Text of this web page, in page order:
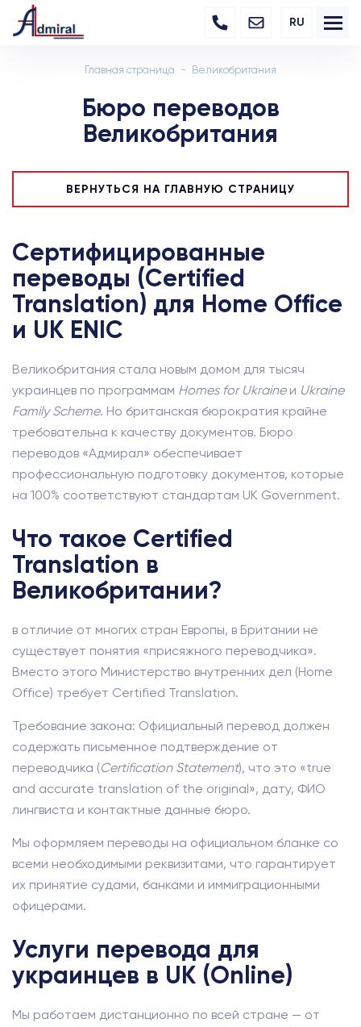
RU
Главная страница Великобритания
Бюро переводов
Великобритания
ВЕРНУТЬСЯ НА ГЛАВНУЮ СТРАНИЦУ
Сертифицированные
переводы (Certified
Translation) для Home Office
и UK ENIC
Великобритания стала новым домом для тысяч
украинцев по программам Homes for Ukraineи Ukraine
Family Scheme. Но британская бюрократия крайне
требовательна к качеству документов. Бюро
переводов «Адмирал» обеспечивает
профессиональную подготовку документов, которые
на 100% соответствуют стандартам UK Government.
Что такое Certified
Translation в
Великобритании?
в отличие от многих стран Европы, в Британии не
существует понятия «присяжного переводчика».
Вместо этого Министерство внутренних дел (Home
Office) требует Certified Translation.
Требование закона: Официальный перевод должен
содержать письменное подтверждение от
переводчика (Certification Statement), что это «true
and accurate translation of the original», дату, ФИО
лингвиста и контактные данные бюро.
Мы оформляем переводы на официальном бланке со
всеми необходимыми реквизитами, что гарантирует
их принятие судами, банками и иммиграционными
офицерами.
Услуги перевода для
украинцев в UK (Online)
Мы работаем дистанционно по всей стране — от